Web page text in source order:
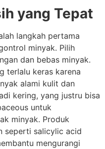
yang Tepat
langkah pertama
minyak. Pilih
dan bebas minyak.
terlalu keras karena
alami kulit dan
kering, yang justru bisa
untuk
minyak. Produk
seperti salicylic acid
mengurangi